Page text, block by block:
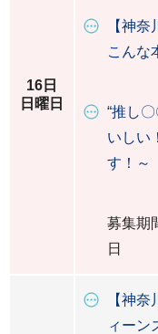
16日
日曜日
【神
こんな
“推し
いしい
す！～
募集期
日
【神
ィーン